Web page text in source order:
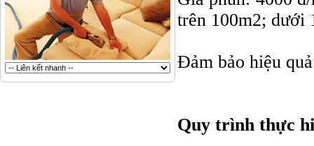
trên 100m2; dưới
Đảm bảo hiệu
Quy trình thực